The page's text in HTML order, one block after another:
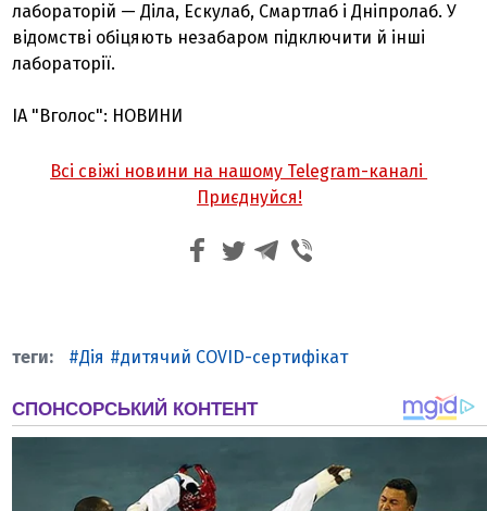
лабораторій — Діла, Ескулаб, Смартлаб і Дніпролаб. У
відомстві обіцяють незабаром підключити й інші
лабораторії.
ІА "Вголос": НОВИНИ
Всі свіжі новини на нашому Telegram-каналі
Приєднуйся!
Дія дитячий COVID-сертифікат